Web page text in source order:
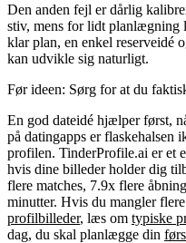
Den anden fejl er dårlig
stiv, mens for lidt planlægning
klar plan, en enkel reserveidé
kan udvikle sig naturligt.
Før ideen: Sørg for at du
En god dateidé hjælper først,
på datingapps er flaskehalsen
profilen. TinderProfile.ai er et
hvis dine billeder holder dig
flere matches, 7.9x flere
minutter. Hvis du mangler
profilbilleder, læs om typiske
dag, du skal planlægge din